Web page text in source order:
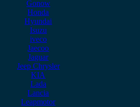
Gonow
Honda
Hyundai
Isuzu
iveco
Jaecoo
Jaguar
Jeep Chrysler
KIA
Lada
Lancia
Leapmotor